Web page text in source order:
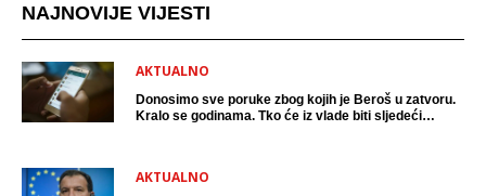
NAJNOVIJE VIJESTI
AKTUALNO
Donosimo sve poruke zbog kojih je Beroš u zatvoru.
Kralo se godinama. Tko će iz vlade biti sljedeći
AKTUALNO